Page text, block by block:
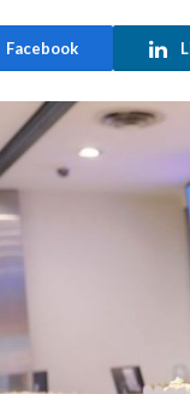
Facebook